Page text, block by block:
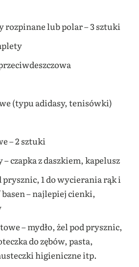
rozpinane lub polar – 3 sztuki
(typu adidasy, tenisówki)
– 2 sztuki
czapka z daszkiem, kapelusz
prysznic, 1 do wycierania rąk i
– najlepiej cienki,
– mydło, żel pod prysznic,
do zębów, pasta,
higieniczne itp.